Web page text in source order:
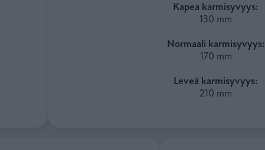
Kapea karmisyvyys:
130 mm
Normaali karmisyvyys:
170 mm
Leveä karmisyvyys:
210 mm